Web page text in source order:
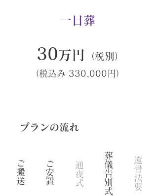
一日葬
30万円 （税別）
（税込み 330,000円）
​プランの流れ
ご
搬
送
ご
安
置
通
夜
式
葬
儀
告
別
式
還
骨
法
要